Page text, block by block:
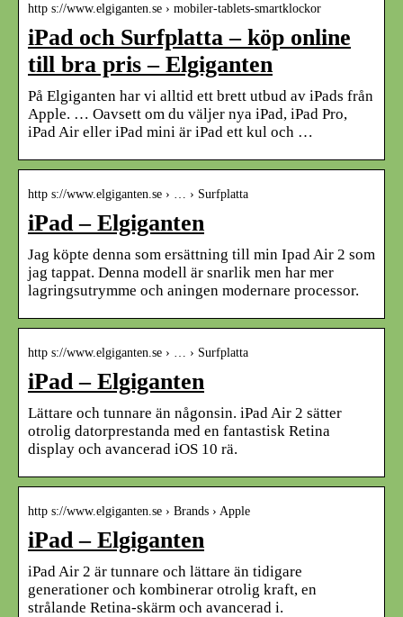
http s://www.elgiganten.se › mobiler-tablets-smartklockor
iPad och Surfplatta – köp online
till bra pris – Elgiganten
På Elgiganten har vi alltid ett brett utbud av iPads från
Apple. … Oavsett om du väljer nya iPad, iPad Pro,
iPad Air eller iPad mini är iPad ett kul och …
http s://www.elgiganten.se › … › Surfplatta
iPad – Elgiganten
Jag köpte denna som ersättning till min Ipad Air 2 som
jag tappat. Denna modell är snarlik men har mer
lagringsutrymme och aningen modernare processor.
http s://www.elgiganten.se › … › Surfplatta
iPad – Elgiganten
Lättare och tunnare än någonsin. iPad Air 2 sätter
otrolig datorprestanda med en fantastisk Retina
display och avancerad iOS 10 rä.
http s://www.elgiganten.se › Brands › Apple
iPad – Elgiganten
iPad Air 2 är tunnare och lättare än tidigare
generationer och kombinerar otrolig kraft, en
strålande Retina-skärm och avancerad i.